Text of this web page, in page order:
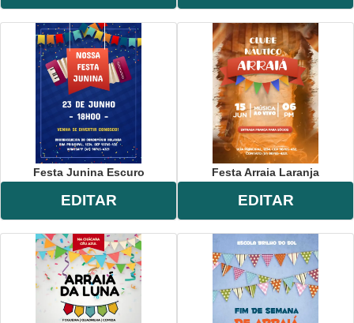
Festa Junina Escuro
EDITAR
Festa Arraia Laranja
EDITAR